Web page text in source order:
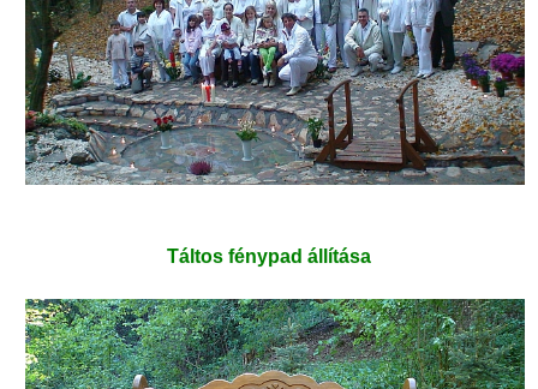
Táltos fénypad állítása